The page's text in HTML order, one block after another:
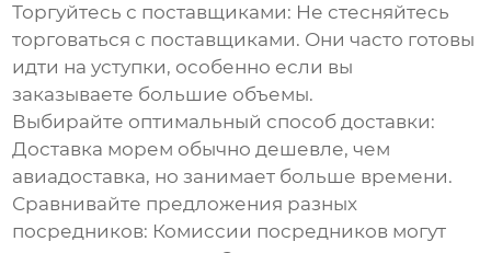
Торгуйтесь с поставщиками: Не стесняйтесь
торговаться с поставщиками. Они часто готовы
идти на уступки, особенно если вы
заказываете большие объемы.
Выбирайте оптимальный способ доставки:
Доставка морем обычно дешевле, чем
авиадоставка, но занимает больше времени.
Сравнивайте предложения разных
посредников: Комиссии посредников могут